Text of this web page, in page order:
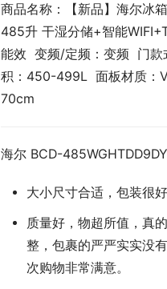
商品名称：【新品】海尔冰
485升 干湿分储+智能
能效  变频/定频：变频  门
积：450-499L  面板材质：
70cm
海尔 BCD-
大小尺寸合适，包装很
质量好，物超所值，真
整，包裹的严严实实没
次购物非常满意。